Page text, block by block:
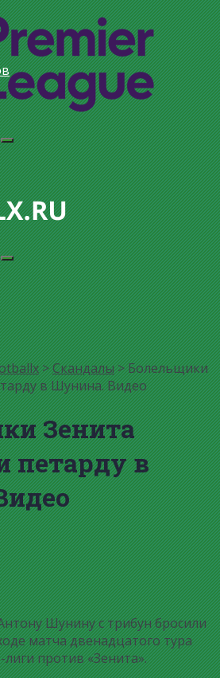
>Скандалы> Болельщики
в Шунина. Видео
Зенита
петарду в
Шунину с трибун бросили
матча двенадцатого тура
против «Зенита».